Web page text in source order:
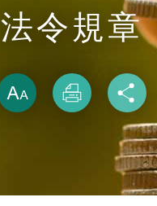
法令規章
放大
列印